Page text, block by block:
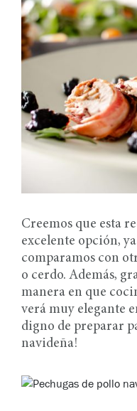
Creemos que esta
excelente opción,
comparamos con
o cerdo. Además,
manera en que
verá muy elegante
digno de preparar
navideña!